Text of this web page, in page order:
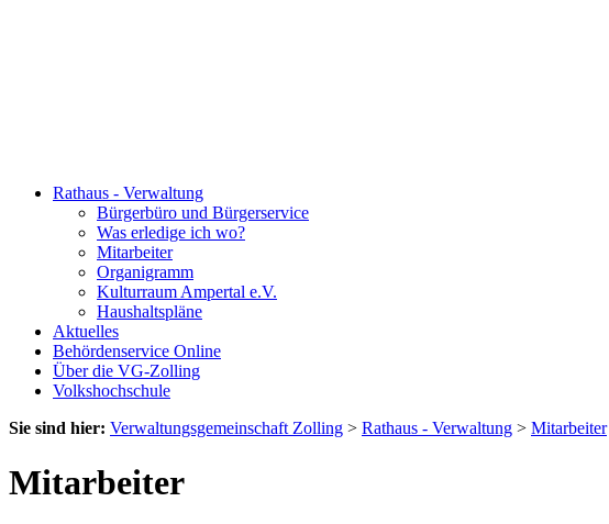
Rathaus - Verwaltung
Bürgerbüro und Bürgerservice
Was erledige ich wo?
Mitarbeiter
Organigramm
Kulturraum Ampertal e.V.
Haushaltspläne
Aktuelles
Behördenservice Online
Über die VG-Zolling
Volkshochschule
Sie sind hier: Verwaltungsgemeinschaft Zolling > Rathaus - Verwaltung > Mitarbeiter
Mitarbeiter